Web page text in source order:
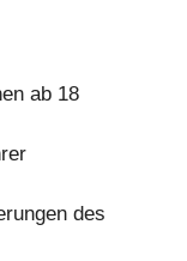
ab 18
des